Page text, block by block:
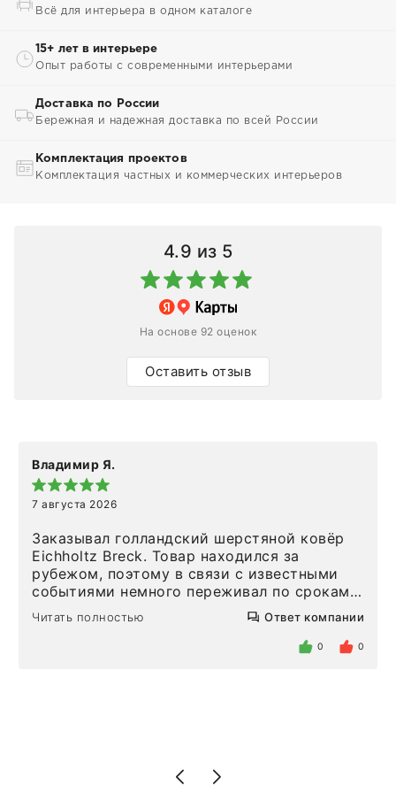
Всё для интерьера в одном каталоге
15+ лет в интерьере
Опыт работы с современными интерьерами
Доставка по России
Бережная и надежная доставка по всей России
Комплектация проектов
Комплектация частных и коммерческих интерьеров
4.9 из 5
На основе 92 оценок
Оставить отзыв
Владимир Я.
7 августа 2026
Заказывал голландский шерстяной ковёр
Eichholtz Breck. Товар находился за
рубежом, поэтому в связи с известными
событиями немного переживал по срокам.
Но homeadore привезли ровно в
определенное в договоре время, без
то качество выше всяких похвал. Выглядит
Читать полностью Ответ компании
0 0